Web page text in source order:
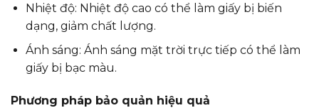
Nhiệt độ: Nhiệt độ cao có thể làm giấy bị biến
dạng, giảm chất lượng.
Ánh sáng: Ánh sáng mặt trời trực tiếp có thể làm
giấy bị bạc màu.
Phương pháp bảo quản hiệu quả